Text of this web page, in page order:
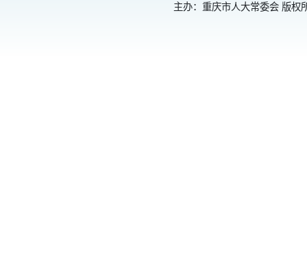
主办：重庆市人大常委会 版